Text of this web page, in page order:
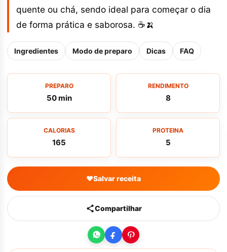
quente ou chá, sendo ideal para começar o dia
de forma prática e saborosa. ☕🍌
Ingredientes Modo de preparo Dicas FAQ
PREPARO
50 min
RENDIMENTO
8
CALORIAS
165
PROTEINA
5
♥Salvar receita
Compartilhar